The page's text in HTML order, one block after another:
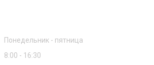
Понедельник - пятница
8:00 - 16:30